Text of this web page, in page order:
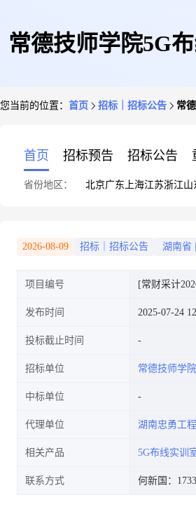
常德技师学院5G
您当前的位置： 首页 招标｜招标公告 常
首页 招标预告 招标公告
省份地区： 北京广东 上海江苏浙江山
2026-08-09 招标｜招标公告 湖南省
项目编号 [常财采计
发布时间 2025-07-24
投标截止时间
招标单位 常德技师学
中标单位
代理单位 湖南忠勇工
相关产品 5G布线实训
联系方式 何新国：